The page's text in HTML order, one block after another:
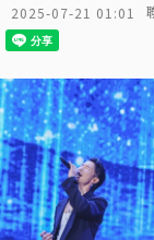
2025-07-21 01:01